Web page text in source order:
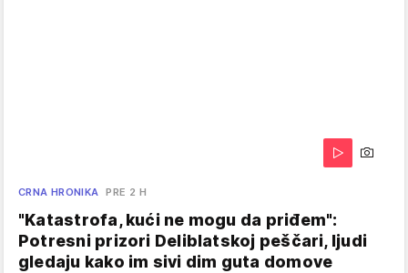
CRNA HRONIKA PRE 2 H
"Katastrofa, kući ne mogu da priđem":
Potresni prizori Deliblatskoj peščari, ljudi
gledaju kako im sivi dim guta domove